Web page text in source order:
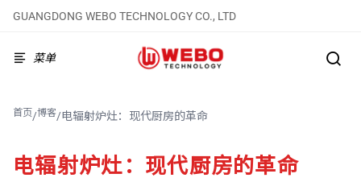
GUANGDONG WEBO TECHNOLOGY CO., LTD
菜单
首页/博客/电辐射炉灶：现代厨房的革命
电辐射炉灶：现代厨房的革命